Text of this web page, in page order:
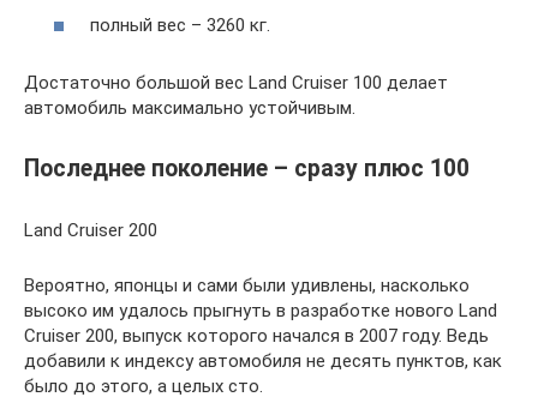
полный вес – 3260 кг.
Достаточно большой вес Land Cruiser 100 делает
автомобиль максимально устойчивым.
Последнее поколение – сразу плюс 100
Land Cruiser 200
Вероятно, японцы и сами были удивлены, насколько
высоко им удалось прыгнуть в разработке нового Land
Cruiser 200, выпуск которого начался в 2007 году. Ведь
добавили к индексу автомобиля не десять пунктов, как
было до этого, а целых сто.